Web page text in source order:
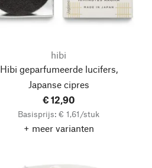
hibi
Hibi geparfumeerde lucifers,
Japanse cipres
€ 12,90
Basisprijs: € 1,61/stuk
+ meer varianten